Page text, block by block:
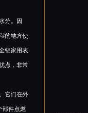
分。因
的地方使
铝家用表
点，非常
它们在外
部件点燃